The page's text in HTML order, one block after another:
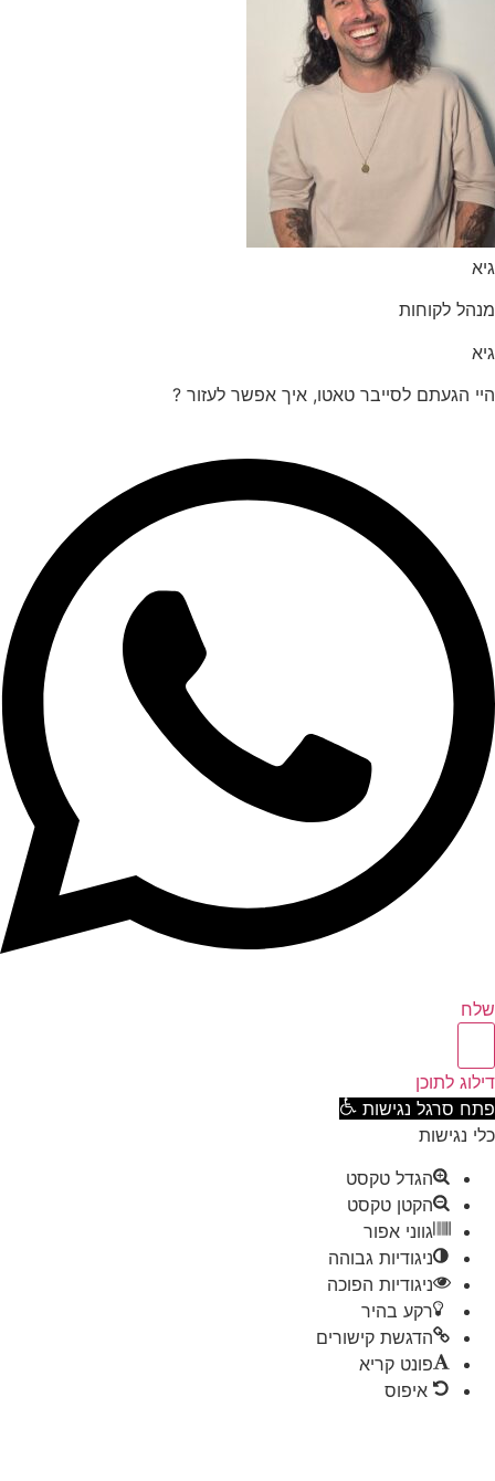
לקוחות
הגעתם לסייבר טאטו, איך אפשר לעזור ?
לתוכן
סרגל נגישות
נגישות
הגדל טקסט
הקטן טקסט
גווני אפור
ניגודיות גבוהה
ניגודיות הפוכה
רקע בהיר
הדגשת קישורים
פונט קריא
איפוס